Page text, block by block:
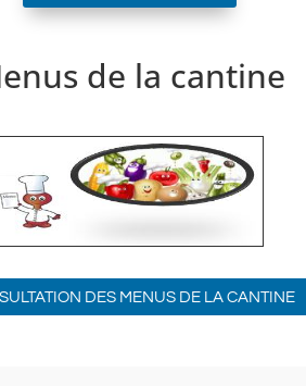
de la cantine
DES MENUS DE LA CANTINE